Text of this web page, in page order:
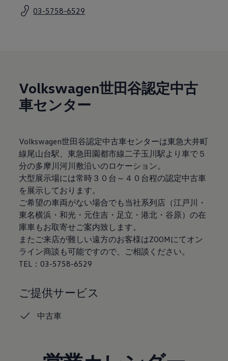
エンジンオイルおよびフルード類
お客様情報
リサイクルへの取組み
警告灯とインジケーターランプ
特定整備情報
自動車リサイクル法
ロイヤリティプログラム
安心プログラム
メンテナンスプログラム
延長保証ウォルフィサポート
カスタマーセンター
タイヤパンク補償
認定中古車
“Certified Pre-Owned”の品質とは
延長保証サービスガイド
9つの約束
スマート買取
キャンペーン/ファイナンスプログラム
フォルクスワーゲンについて
企業情報
会社概要EN
採用情報
倫理・リスク管理・コンプライアンス
2023
03-5758-6529
Volkswagen世田谷認定中古
車センター
Volkswagen世田谷認定中古車センターは東急大井町
線尾山台駅、東急田園都市線二子玉川駅より車で５
分の多摩川河川敷沿いのロケーション。
大型展示場には常時３０台～４０台程の認定中古車
を展示しております。
ご希望の車両がない場合でも当社系列店（江戸川・
東名横浜・和光・元住吉・足立・港北・谷原）の在
庫車もお取寄せご案内致します。
またご来店が難しい遠方のお客様はZOOMにてオン
ライン商談も可能ですので、ご相談ください。
TEL：03-5758-6529
ご提供サービス
中古車